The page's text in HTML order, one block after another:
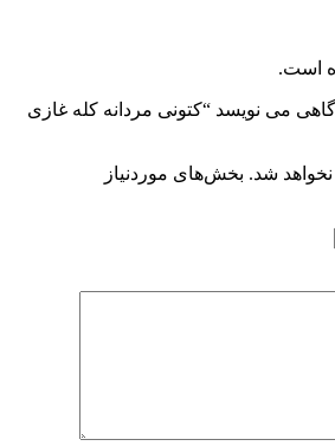
است.
می نویسد “کتونی مردانه کله غازی
شد. بخش‌های موردنیاز